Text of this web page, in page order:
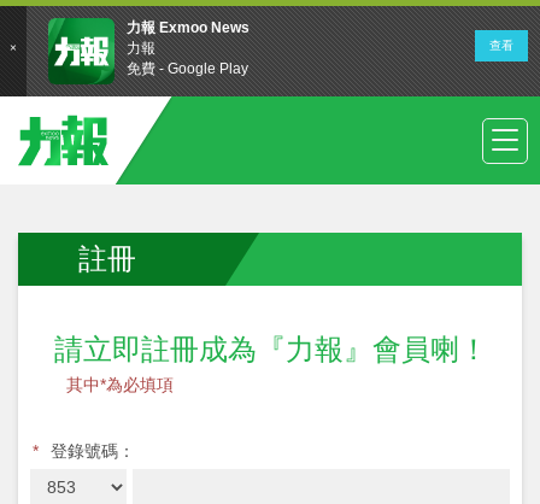
註冊
請立即註冊成為『力報』會員喇！
其中*為必填項
* 登錄號碼：